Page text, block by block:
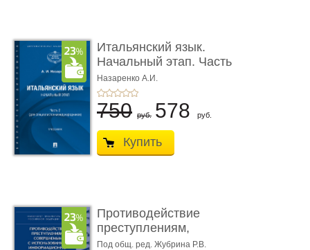
Итальянский язык.
Начальный этап. Часть
2. Учеб� ...
Назаренко А.И.
750 руб. 578 руб.
Купить
Противодействие
преступлениям,
совершаемым с ...
Под общ. ред. Жубрина Р.В.